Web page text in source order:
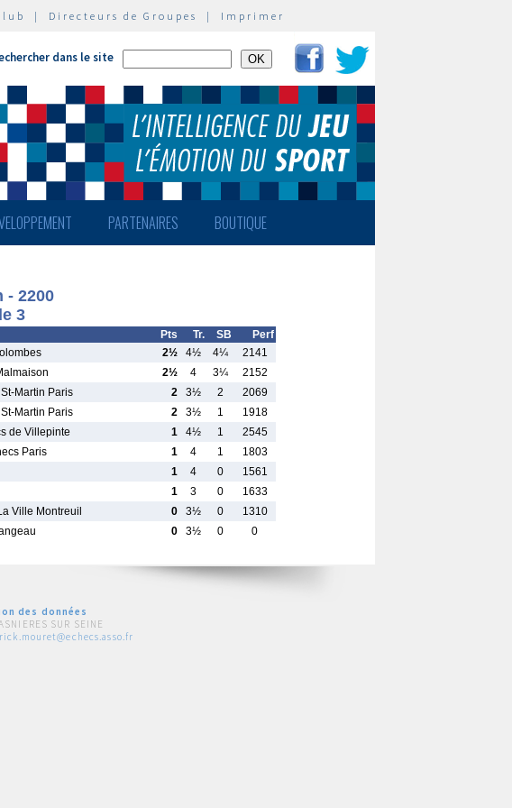
| Directeurs de Groupes | Imprimer
dans le site
PARTENAIRES BOUTIQUE
- 2200
3
Pts Tr. SB
Perf
2½ 4½ 4¼
2141
2½ 4 3¼
2152
Martin Paris 2 3½ 2
2069
Martin Paris 2 3½ 1
1918
de Villepinte 1 4½ 1
2545
Paris 1 4 1
1803
1 4 0
1561
1 3 0
1633
Ville Montreuil 0 3½ 0
1310
0 3½ 0 0
des données
SUR SEINE